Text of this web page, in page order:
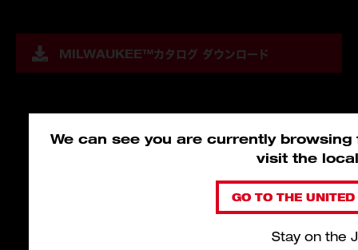
We can see you are currently
visit the
GO TO THE
Stay on the
MILWAUKEE™カタログ ダウンロード